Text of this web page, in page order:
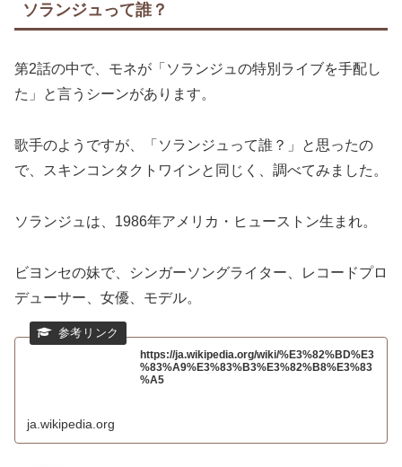
ソランジュって誰？
第2話の中で、モネが「ソランジュの特別ライブを手配し
た」と言うシーンがあります。
歌手のようですが、「ソランジュって誰？」と思ったの
で、スキンコンタクトワインと同じく、調べてみました。
ソランジュは、1986年アメリカ・ヒューストン生まれ。
ビヨンセの妹で、シンガーソングライター、レコードプロ
デューサー、女優、モデル。
https://ja.wikipedia.org/wiki/%E3%82%BD%E3
%83%A9%E3%83%B3%E3%82%B8%E3%83
%A5
ja.wikipedia.org